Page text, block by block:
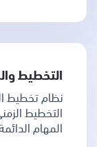
التخطيط
نظام تخطيط
التخطيط
المهام